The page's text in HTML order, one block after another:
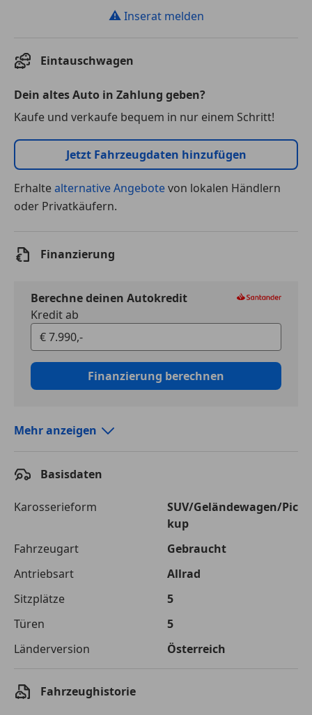
⚠ Inserat melden
Eintauschwagen
Dein altes Auto in Zahlung geben?
Kaufe und verkaufe bequem in nur einem Schritt!
Jetzt Fahrzeugdaten hinzufügen
Erhaltealternative Angebotevon lokalen Händlern
oder Privatkäufern.
Finanzierung
Berechne deinen Autokredit
Kredit ab
Finanzierung berechnen
Laufzeit
Kreditbetrag
€ 7 990,-
Gesamtbetrag
€ 12 695,-
Einberechnete Gebühren
€ 0,-
Effektivzinsatz
10,52 %
Der Kreditrechner enthält repräsentative Werte, zu denen wir
typischerweise Kredite vergeben. Der Sollzinssatz ist
Mehr anzeigen
Basisdaten
Karosserieform
SUV/Geländewagen/Pic
kup
Fahrzeugart
Gebraucht
Antriebsart
Allrad
Sitzplätze
5
Türen
5
Länderversion
Österreich
Fahrzeughistorie